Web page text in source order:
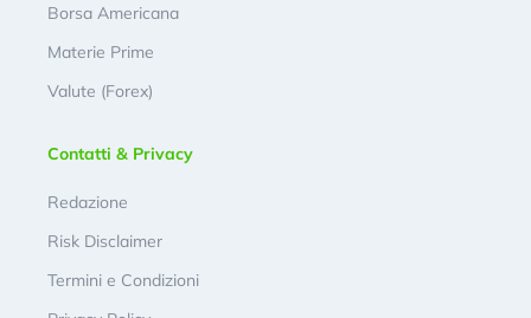
Borsa Americana
Materie Prime
Valute (Forex)
Contatti & Privacy
Redazione
Risk Disclaimer
Termini e Condizioni